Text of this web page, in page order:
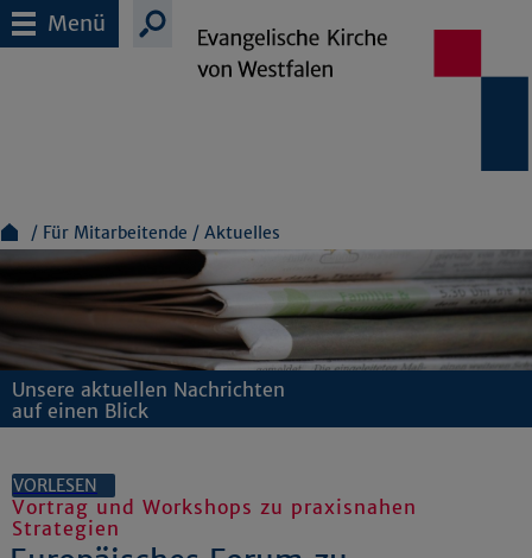
Menü
Für Mitarbeitende Aktuelles
Unsere aktuellen Nachrichten
auf einen Blick
VORLESEN
Vortrag und Workshops zu praxisnahen
Strategien